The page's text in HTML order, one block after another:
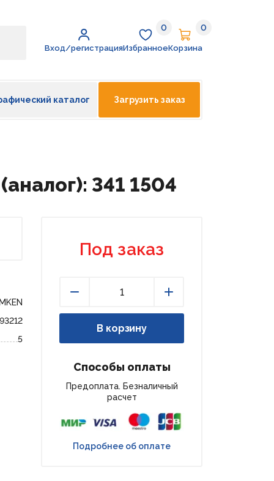
Вход/регистрация
Избранное
0
Избранное
Корзина
0
Корзина
каталог Загрузить заказ
341 1504
5
Под заказ
В корзину
Способы оплаты
Предоплата. Безналичный
расчет
Подробнее об оплате